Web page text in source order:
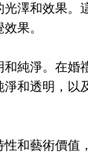
澤和效果。
果。
和純淨。在婚
和透明，以
性和藝術價值